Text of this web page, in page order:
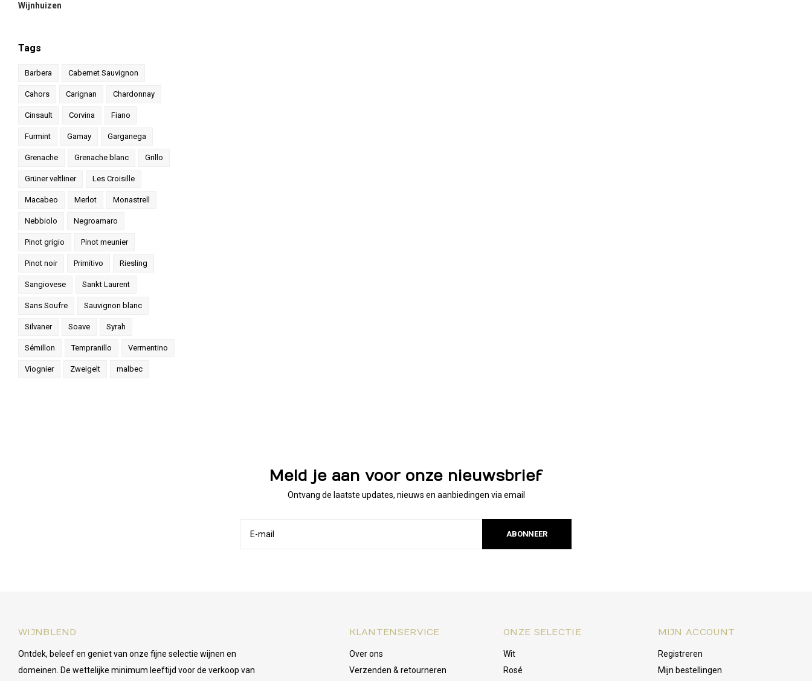
Wijnhuizen
Tags
Barbera Cabernet Sauvignon
Cahors Carignan Chardonnay
Cinsault Corvina Fiano
Furmint Gamay Garganega
Grenache Grenache blanc Grillo
Grüner veltliner Les Croisille
Macabeo Merlot Monastrell
Nebbiolo Negroamaro
Pinot grigio Pinot meunier
Pinot noir Primitivo Riesling
Sangiovese Sankt Laurent
Sans Soufre Sauvignon blanc
Silvaner Soave Syrah
Sémillon Tempranillo Vermentino
Viognier Zweigelt malbec
Meld je aan voor onze nieuwsbrief
Ontvang de laatste updates, nieuws en aanbiedingen via email
ABONNEER
WIJNBLEND
Ontdek, beleef en geniet van onze fijne selectie wijnen en
domeinen. De wettelijke minimum leeftijd voor de verkoop van
KLANTENSERVICE
Over ons
Verzenden & retourneren
ONZE SELECTIE
Wit
Rosé
MIJN ACCOUNT
Registreren
Mijn bestellingen